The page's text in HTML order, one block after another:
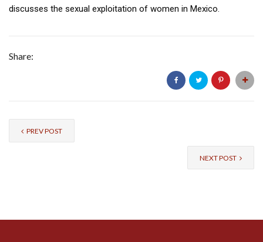
discusses the sexual exploitation of women in Mexico.
Share:
PREV POST
NEXT POST